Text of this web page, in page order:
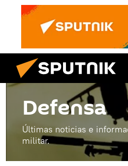
Defensa
Últimas noticias e
militar.